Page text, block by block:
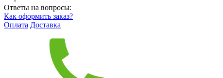
Ответы на вопросы:
Как оформить заказ?
Оплата Доставка